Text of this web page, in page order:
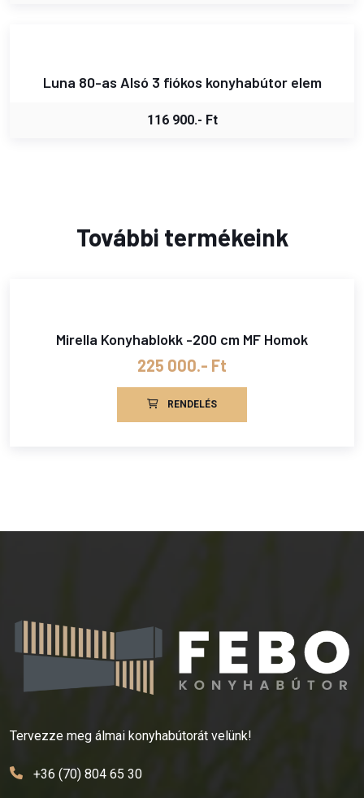
Luna 80-as Alsó 3 fiókos konyhabútor elem
116 900.- Ft
További termékeink
Mirella Konyhablokk -200 cm MF Homok
225 000.- Ft
RENDELÉS
Tervezze meg álmai konyhabútorát velünk!
+36 (70) 804 65 30